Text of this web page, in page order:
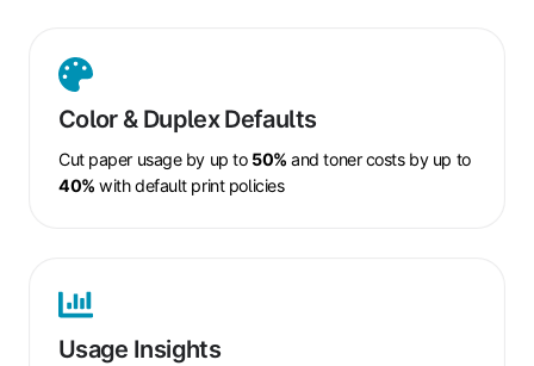
Color & Duplex Defaults
Cut paper usage by up to 50% and toner costs by up to
40% with default print policies
Duplex
Defaults
Usage Insights
Insights